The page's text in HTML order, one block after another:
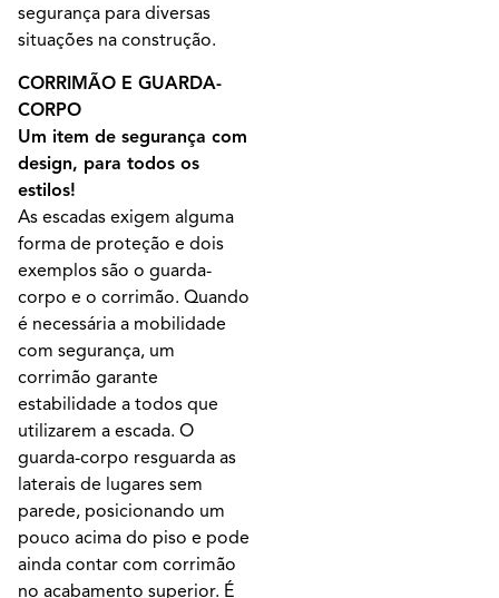
segurança para diversas
situações na construção.
CORRIMÃO E GUARDA-
CORPO
Um item de segurança com
design, para todos os
estilos!
As escadas exigem alguma
forma de proteção e dois
exemplos são o guarda-
corpo e o corrimão. Quando
é necessária a mobilidade
com segurança, um
corrimão garante
estabilidade a todos que
utilizarem a escada. O
guarda-corpo resguarda as
laterais de lugares sem
parede, posicionando um
pouco acima do piso e pode
ainda contar com corrimão
no acabamento superior. É